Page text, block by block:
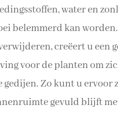
water en
belemmerd kan
creëert u een
voor de planten om
Zo kunt u ervoor
gevuld blijft